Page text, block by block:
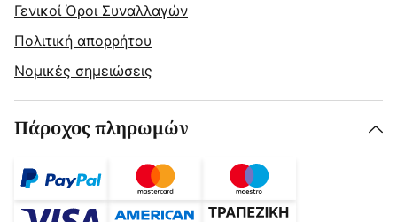
Γενικοί Όροι Συναλλαγών
Πολιτική απορρήτου
Νομικές σημειώσεις
Πάροχος πληρωμών